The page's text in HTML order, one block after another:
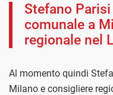
Stefano
comunale a
regionale nel
Al momento quindi
Milano e consigliere